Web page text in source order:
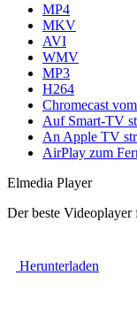
MP4
MKV
AVI
WMV
MP3
H264
Chromecast
Auf Smart-TV
An Apple TV
AirPlay zum
Elmedia Player
Der beste Videoplayer
Herunterladen